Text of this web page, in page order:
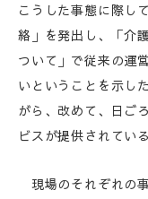
こうした事態に際し
絡」を発出し、「介
ついて」で従来の運
いということを示し
がら、改めて、日ご
ビスが提供されてい
現場のそれぞれの